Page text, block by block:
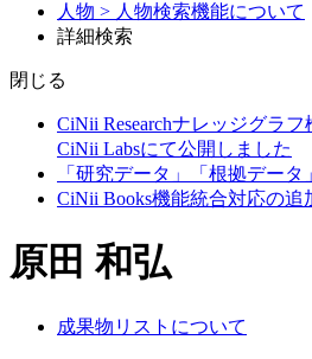
人物 > 人物検索機能について
詳細検索
閉じる
CiNii Researchナレッジグラ
CiNii Labsにて公開しました
「研究データ」「根拠デー
CiNii Books機能統合対応の追
原田 和弘
成果物リストについて